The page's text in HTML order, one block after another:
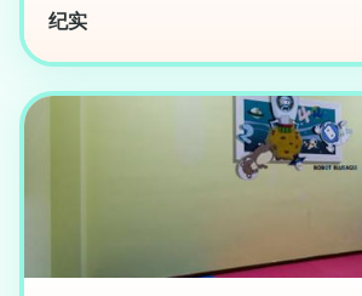
纪实